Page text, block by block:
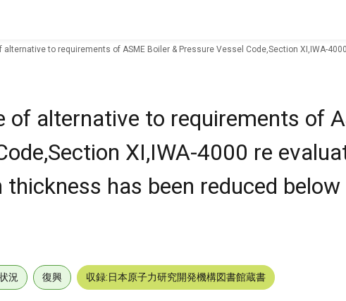
alternative to requirements of ASME Boiler & Pressure Vessel Code,Section XI,IWA-
of alternative to requirements of
XI,IWA-4000 re
has been reduced below
況 復興 収録:日本原子力研究開発機構図書館蔵書